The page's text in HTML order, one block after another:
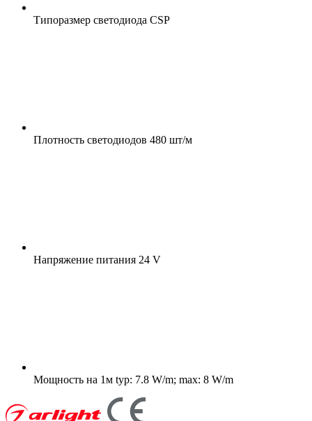
Типоразмер светодиода CSP
Плотность светодиодов 480 шт/м
Напряжение питания 24 V
Мощность на 1м typ: 7.8 W/m; max: 8 W/m